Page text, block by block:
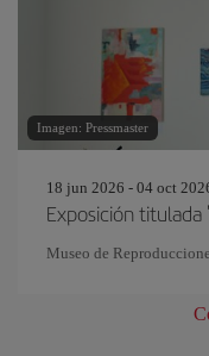
Imagen: Pressmaster
18 jun 2026 - 04 oct
Exposición titulada
Museo de